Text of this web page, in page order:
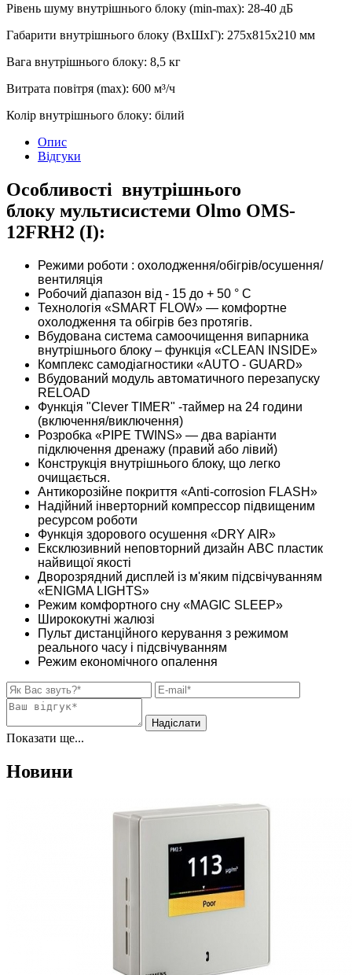
Рівень шуму внутрішнього блоку (min-max): 28-40 дБ
Габарити внутрішнього блоку (ВхШхГ): 275х815х210 мм
Вага внутрішнього блоку: 8,5 кг
Витрата повітря (max): 600 м³/ч
Колір внутрішнього блоку: білий
Опис
Відгуки
Особливості внутрішнього
блоку мультисистеми Olmo OMS-
12FRH2 (I):
Режими роботи : охолодження/обігрів/осушення/
вентиляція
Робочий діапазон від - 15 до + 50 ° C
Технологія «SMART FLOW» — комфортне
охолодження та обігрів без протягів.
Вбудована система самоочищення випарника
внутрішнього блоку – функція «CLEAN INSIDE»
Комплекс самодіагностики «AUTO - GUARD»
Вбудований модуль автоматичного перезапуску
RELOAD
Функція "Сlever TIMER" -таймер на 24 години
(включення/виключення)
Розробка «PIPE TWINS» — два варіанти
підключення дренажу (правий або лівий)
Конструкція внутрішнього блоку, що легко
очищається.
Антикорозійне покриття «Anti-corrosion FLASH»
Надійний інверторний компрессор підвищеним
ресурсом роботи
Функція здорового осушення «DRY AIR»
Ексклюзивний неповторний дизайн ABC пластик
найвищої якості
Дворозрядний дисплей із м'яким підсвічуванням
«ENIGMA LIGHTS»
Режим комфортного сну «MAGIC SLEEP»
Ширококутні жалюзі
Пульт дистанційного керування з режимом
реального часу і підсвічуванням
Режим економічного опалення
Показати ще...
Новини